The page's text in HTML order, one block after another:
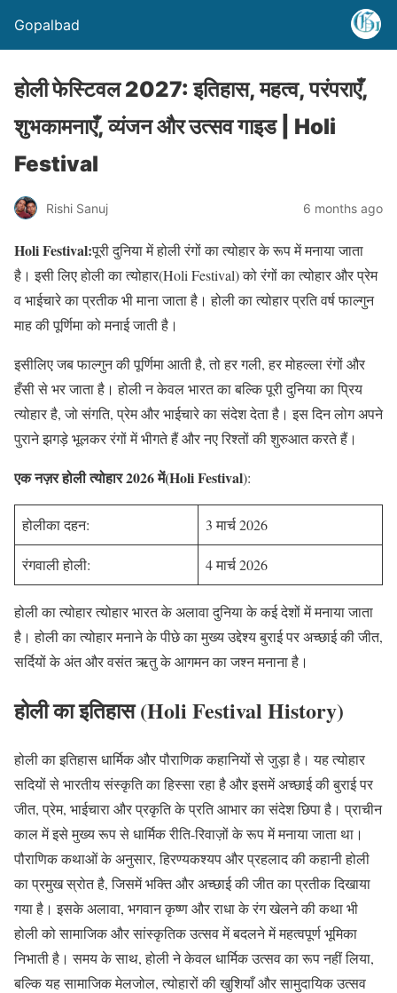
Gopalbad
होली फेस्टिवल 2027: इतिहास, महत्व, परंपराएँ,
शुभकामनाएँ, व्यंजन और उत्सव गाइड | Holi
Festival
Rishi Sanuj 6 months ago
Holi Festival:पूरी दुनिया में होली रंगों का त्योहार के रूप में मनाया जाता
है। इसी लिए होली का त्योहार(Holi Festival) को रंगों का त्योहार और प्रेम
व भाईचारे का प्रतीक भी माना जाता है। होली का त्योहार प्रति वर्ष फाल्गुन
माह की पूर्णिमा को मनाई जाती है।
इसीलिए जब फाल्गुन की पूर्णिमा आती है, तो हर गली, हर मोहल्ला रंगों और
हँसी से भर जाता है। होली न केवल भारत का बल्कि पूरी दुनिया का प्रिय
त्योहार है, जो संगति, प्रेम और भाईचारे का संदेश देता है। इस दिन लोग अपने
पुराने झगड़े भूलकर रंगों में भीगते हैं और नए रिश्तों की शुरुआत करते हैं।
एक नज़र होली त्योहार 2026 में(Holi Festival):
होलीका दहन: 3 मार्च 2026
रंगवाली होली: 4 मार्च 2026
होली का त्योहार त्योहार भारत के अलावा दुनिया के कई देशों में मनाया जाता
है। होली का त्योहार मनाने के पीछे का मुख्य उद्देश्य बुराई पर अच्छाई की जीत,
सर्दियों के अंत और वसंत ऋतु के आगमन का जश्न मनाना है।
होली का इतिहास (Holi Festival History)
होली का इतिहास धार्मिक और पौराणिक कहानियों से जुड़ा है। यह त्योहार
सदियों से भारतीय संस्कृति का हिस्सा रहा है और इसमें अच्छाई की बुराई पर
जीत, प्रेम, भाईचारा और प्रकृति के प्रति आभार का संदेश छिपा है। प्राचीन
काल में इसे मुख्य रूप से धार्मिक रीति-रिवाज़ों के रूप में मनाया जाता था।
पौराणिक कथाओं के अनुसार, हिरण्यकश्यप और प्रहलाद की कहानी होली
का प्रमुख स्रोत है, जिसमें भक्ति और अच्छाई की जीत का प्रतीक दिखाया
गया है। इसके अलावा, भगवान कृष्ण और राधा के रंग खेलने की कथा भी
होली को सामाजिक और सांस्कृतिक उत्सव में बदलने में महत्वपूर्ण भूमिका
निभाती है। समय के साथ, होली ने केवल धार्मिक उत्सव का रूप नहीं लिया,
बल्कि यह सामाजिक मेलजोल, त्योहारों की खुशियाँ और सामुदायिक उत्सव